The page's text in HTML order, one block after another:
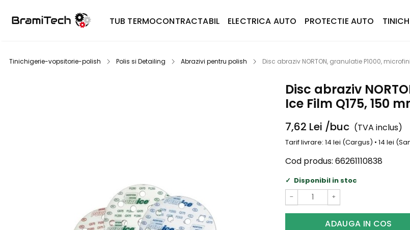
TUB TERMOCONTRACTABIL ELECTRICA AUTO PROTECTIE AUTO
Tinichigerie-vopsitorie-polish Polis si Detailing Abrazivi pentru polish Disc abraziv NORTON, granulatie P1000,
Disc abraziv
Ice Film Q175, 150
7,62 Lei /buc (TVA inclus)
Tarif livrare: 14 lei (Cargus) • 14 lei
Cod produs: 66261110838
Disponibil in stoc
− +
ADAUGA IN COS